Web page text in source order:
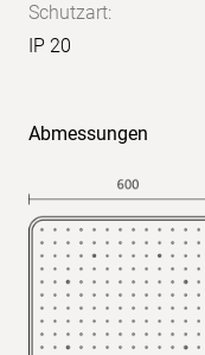
Schutzart:
IP 20
Abmessungen